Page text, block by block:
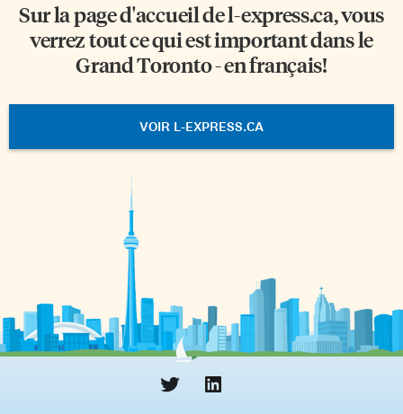
Sur la page d'accueil del-express.ca, vous
verrez tout ce qui est important dans le
Grand Toronto - en français!
VOIR L-EXPRESS.CA